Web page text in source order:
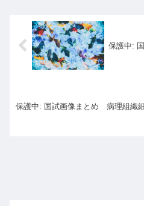
保護中:
保護中: 国試画像まとめ 病理組織